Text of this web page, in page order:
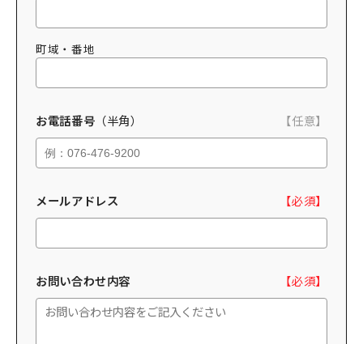
町域・番地
お電話番号 （半角） 【任意】
メールアドレス 【必須】
お問い合わせ内容 【必須】